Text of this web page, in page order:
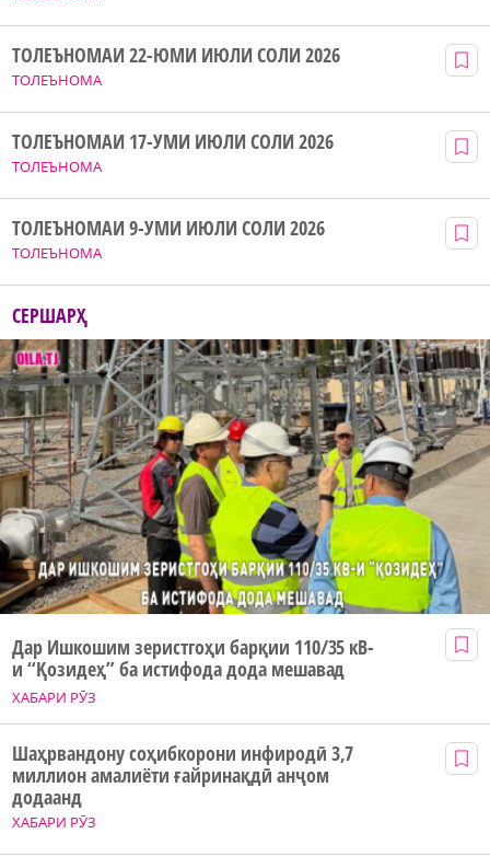
ТОЛЕЪНОМА
ТОЛЕЪНОМАИ 22-ЮМИ ИЮЛИ СОЛИ 2026
ТОЛЕЪНОМА
ТОЛЕЪНОМАИ 17-УМИ ИЮЛИ СОЛИ 2026
ТОЛЕЪНОМА
ТОЛЕЪНОМАИ 9-УМИ ИЮЛИ СОЛИ 2026
СЕРШАРҲ
ХАБАРИ РӮЗ
Дар Ишкошим зеристгоҳи барқии 110/35 кВ-
и “Қозидеҳ” ба истифода дода мешавад
ХАБАРИ РӮЗ
Шаҳрвандону соҳибкорони инфиродӣ 3,7
миллион амалиёти ғайринақдӣ анҷом
додаанд